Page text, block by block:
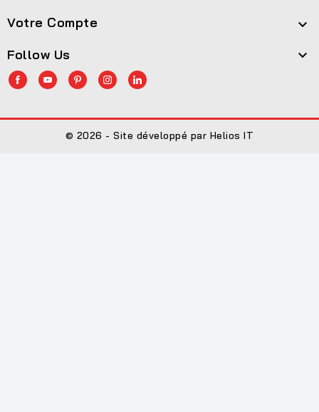
Votre Compte 
Follow Us 
© 2026 - Site développé par Helios IT